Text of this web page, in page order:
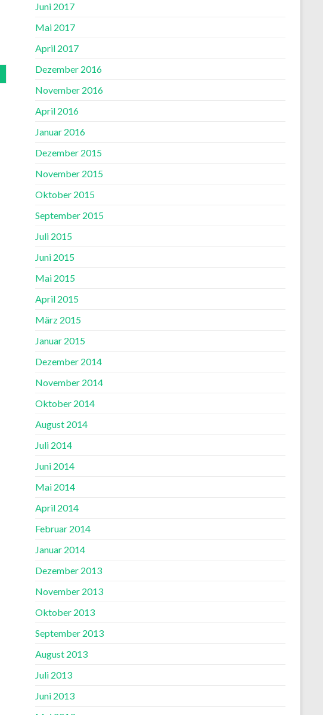
Juni 2017
Mai 2017
April 2017
Dezember 2016
November 2016
April 2016
Januar 2016
Dezember 2015
November 2015
Oktober 2015
September 2015
Juli 2015
Juni 2015
Mai 2015
April 2015
März 2015
Januar 2015
Dezember 2014
November 2014
Oktober 2014
August 2014
Juli 2014
Juni 2014
Mai 2014
April 2014
Februar 2014
Januar 2014
Dezember 2013
November 2013
Oktober 2013
September 2013
August 2013
Juli 2013
Juni 2013